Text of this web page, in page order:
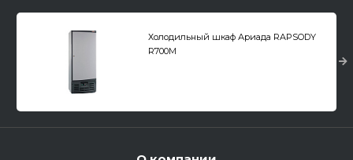
Холодильный шкаф Ариада RAPSODY
R700M